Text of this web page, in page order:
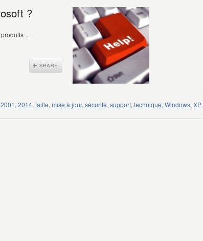
?
...
2001, 2014, faille, mise à jour, sécurité, support, technique, Windows, XP